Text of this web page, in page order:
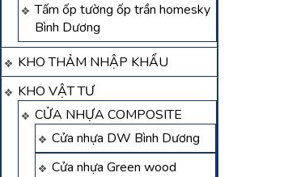
Tấm ốp tường ốp trần homesky
Bình Dương
KHO THẢM NHẬP KHẨU
KHO VẬT TƯ
CỬA NHỰA COMPOSITE
Cửa nhựa DW Bình Dương
Cửa nhựa Green wood